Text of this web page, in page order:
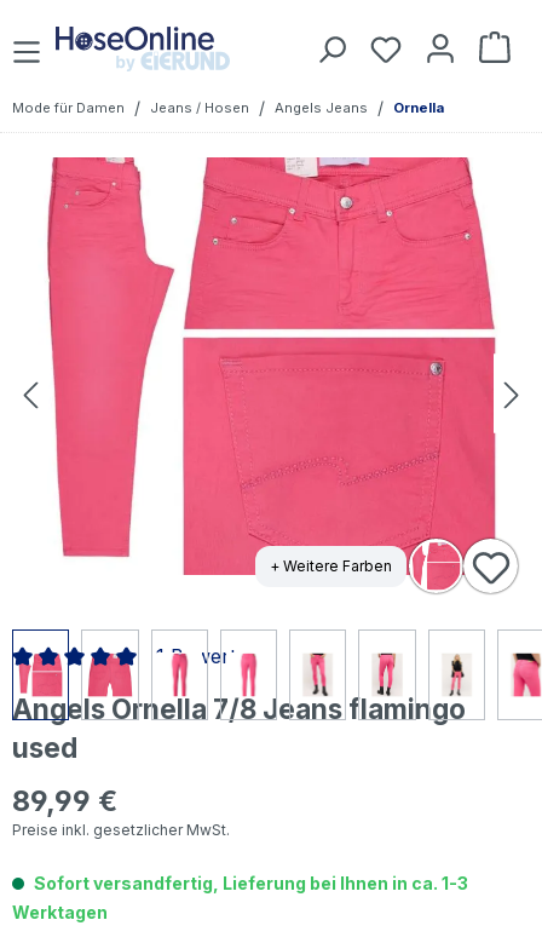
Zum Hauptinhalt springen Du hast 0
Mode für Damen / Jeans / Hosen / Angels Jeans / Ornella
Bildergalerie überspringen
+ Weitere Farben
Angels Ornella 7/8 Jeans flamingo
used
Regulärer Preis:
89,99 €
Preise inkl. gesetzlicher MwSt.
Durchschnittliche Bewertung von 5 von 5 Sternen
1 Bewertung
Sofort versandfertig, Lieferung bei Ihnen in ca. 1-3
Werktagen